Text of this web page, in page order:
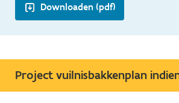
Downloaden (pdf)
Project vuilnisbakkenplan